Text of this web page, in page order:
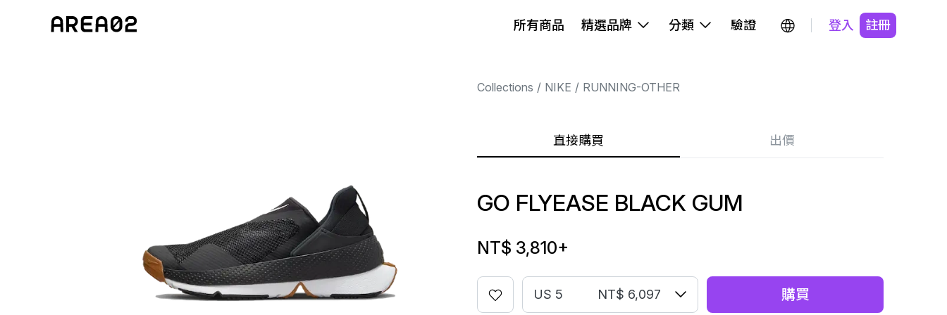
所有商品 精選品牌 分類 驗證 登入 註冊
Collections NIKE RUNNING-OTHER
直接購買 出價
GO FLYEASE BLACK GUM
NT$ 3,810+
US 5 NT$ 6,097 購買